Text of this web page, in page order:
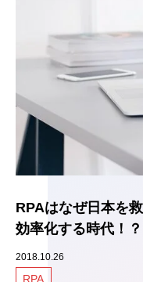
RPAはなぜ日本を
効率化する時代！？
2018.10.26
RPA